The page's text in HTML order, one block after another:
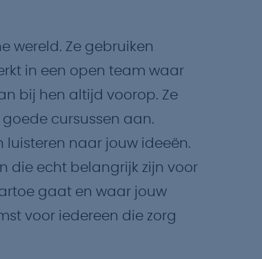
wereld. Ze gebruiken
in een open team waar
bij hen altijd voorop. Ze
cursussen aan.
luisteren naar jouw ideeën.
die echt belangrijk zijn voor
gaat en waar jouw
voor iedereen die zorg